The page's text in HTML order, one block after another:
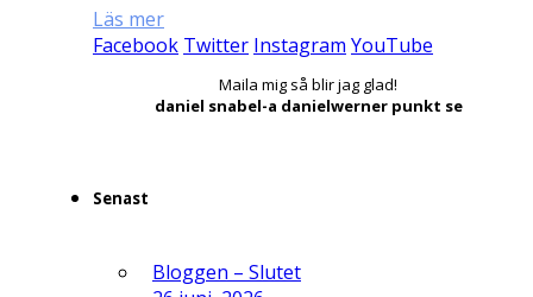
Läs mer
Facebook Twitter Instagram YouTube
Maila mig så blir jag glad!
daniel snabel-a danielwerner punkt se
Senast
Bloggen – Slutet